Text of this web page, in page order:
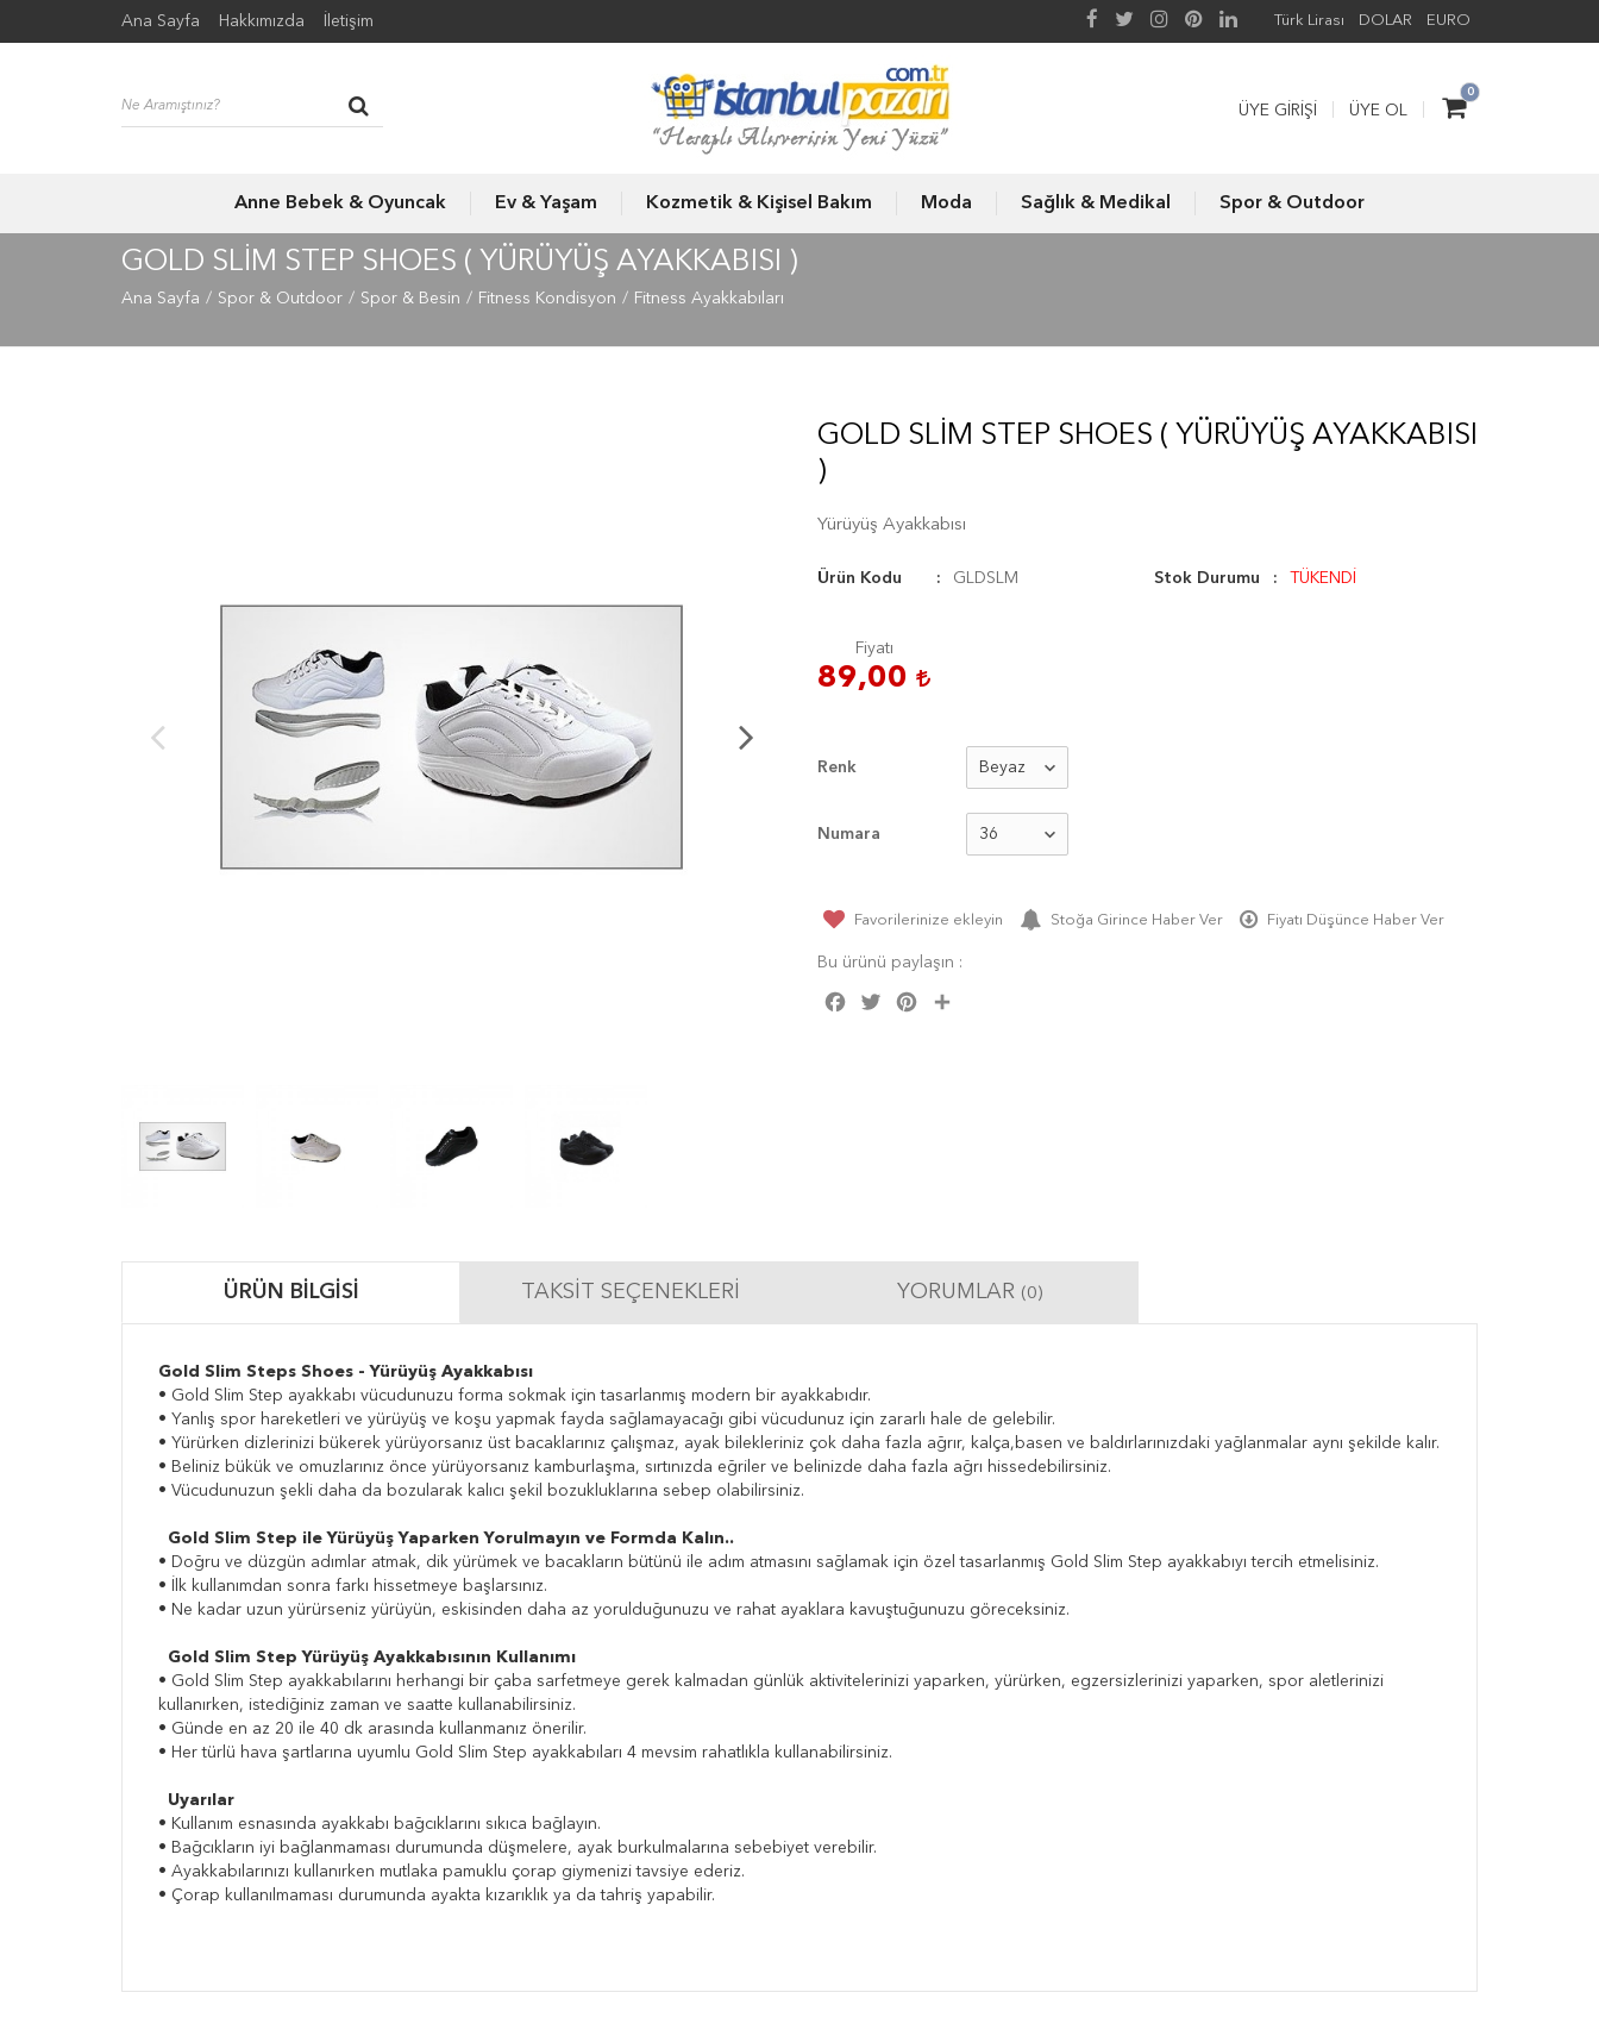
Ana Sayfa Hakkımızda İletişim Türk Lirası DOLAR EURO
0
ÜYE GIRIŞI ÜYE OL
Anne Bebek & Oyuncak Ev & Yaşam Kozmetik & Kişisel Bakım Moda Sağlık & Medikal Spor & Outdoor
GOLD SLIM STEP SHOES ( YÜRÜYÜŞ AYAKKABISI )
Ana Sayfa Spor & Outdoor Spor & Besin Fitness Kondisyon Fitness Ayakkabıları
GOLD SLIM STEP SHOES ( YÜRÜYÜŞ AYAKKABISI
)
Yürüyüş Ayakkabısı
Ürün Kodu GLDSLM Stok Durumu TÜKENDİ
Fiyatı
89,00
Renk
Numara
Favorilerinize ekleyin Stoğa Girince Haber Ver Fiyatı Düşünce Haber Ver
Bu ürünü paylaşın :
Facebook
Twitter Pinterest
ÜRÜN BILGISI TAKSIT SEÇENEKLERI YORUMLAR (0)
Gold Slim Steps Shoes - Yürüyüş Ayakkabısı
• Gold Slim Step ayakkabı vücudunuzu forma sokmak için tasarlanmış modern bir ayakkabıdır.
• Yanlış spor hareketleri ve yürüyüş ve koşu yapmak fayda sağlamayacağı gibi vücudunuz için zararlı hale de gelebilir.
• Yürürken dizlerinizi bükerek yürüyorsanız üst bacaklarınız çalışmaz, ayak bilekleriniz çok daha fazla ağrır, kalça,basen ve baldırlarınızdaki yağlanmalar aynı şekilde kalır.
• Beliniz bükük ve omuzlarınız önce yürüyorsanız kamburlaşma, sırtınızda eğriler ve belinizde daha fazla ağrı hissedebilirsiniz.
• Vücudunuzun şekli daha da bozularak kalıcı şekil bozukluklarına sebep olabilirsiniz.
Gold Slim Step ile Yürüyüş Yaparken Yorulmayın ve Formda Kalın..
• Doğru ve düzgün adımlar atmak, dik yürümek ve bacakların bütünü ile adım atmasını sağlamak için özel tasarlanmış Gold Slim Step ayakkabıyı tercih etmelisiniz.
• İlk kullanımdan sonra farkı hissetmeye başlarsınız.
• Ne kadar uzun yürürseniz yürüyün, eskisinden daha az yorulduğunuzu ve rahat ayaklara kavuştuğunuzu göreceksiniz.
Gold Slim Step Yürüyüş Ayakkabısının Kullanımı
• Gold Slim Step ayakkabılarını herhangi bir çaba sarfetmeye gerek kalmadan günlük aktivitelerinizi yaparken, yürürken, egzersizlerinizi yaparken, spor aletlerinizi
kullanırken, istediğiniz zaman ve saatte kullanabilirsiniz.
• Günde en az 20 ile 40 dk arasında kullanmanız önerilir.
• Her türlü hava şartlarına uyumlu Gold Slim Step ayakkabıları 4 mevsim rahatlıkla kullanabilirsiniz.
Uyarılar
• Kullanım esnasında ayakkabı bağcıklarını sıkıca bağlayın.
• Bağcıkların iyi bağlanmaması durumunda düşmelere, ayak burkulmalarına sebebiyet verebilir.
• Ayakkabılarınızı kullanırken mutlaka pamuklu çorap giymenizi tavsiye ederiz.
• Çorap kullanılmaması durumunda ayakta kızarıklık ya da tahriş yapabilir.